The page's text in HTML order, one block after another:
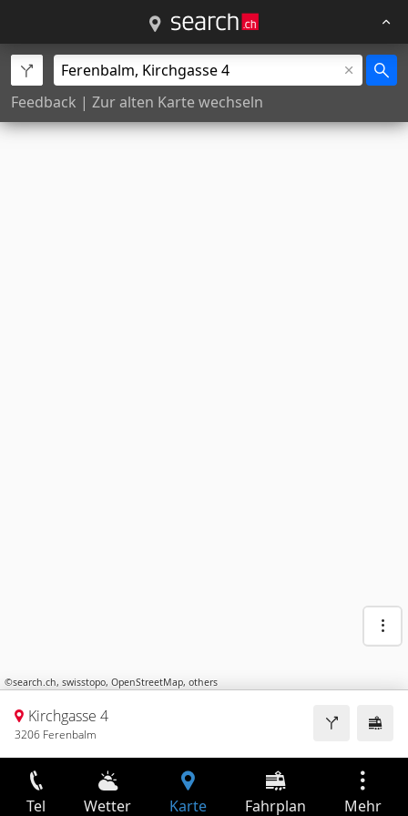
Feedback | Zur alten Karte wechseln
©search.ch, swisstopo, OpenStreetMap, others
Kirchgasse 4
3206 Ferenbalm
Tel Wetter Karte Fahrplan Mehr